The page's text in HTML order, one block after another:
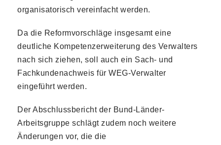
organisatorisch vereinfacht werden.
Da die Reformvorschläge insgesamt eine
deutliche Kompetenzerweiterung des Verwalters
nach sich ziehen, soll auch ein Sach- und
Fachkundenachweis für WEG-Verwalter
eingeführt werden.
Der Abschlussbericht der Bund-Länder-
Arbeitsgruppe schlägt zudem noch weitere
Änderungen vor, die die